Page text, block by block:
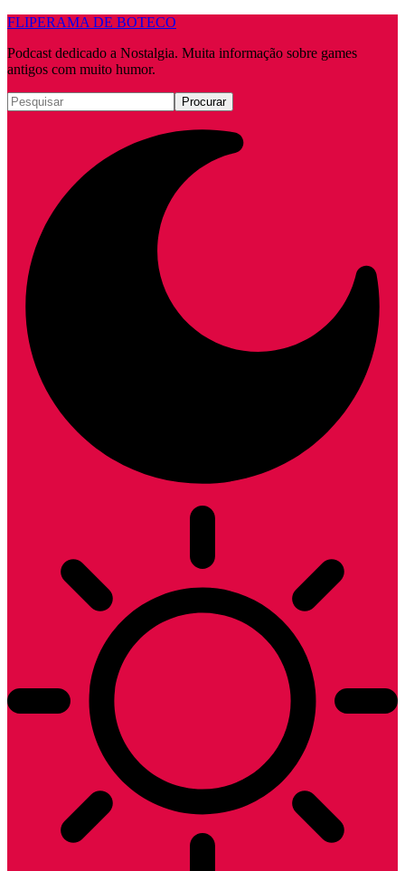
FLIPERAMA DE BOTECO
Podcast dedicado a Nostalgia. Muita informação sobre games
antigos com muito humor.